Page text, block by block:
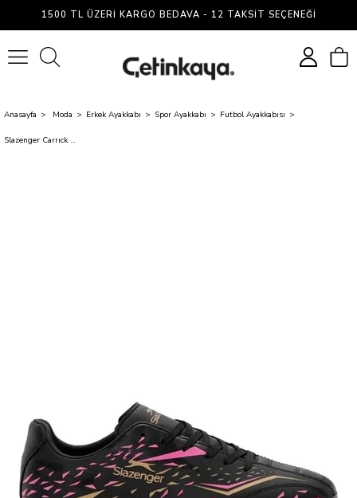
1500 TL ÜZERI KARGO BEDAVA - 12 TAKSIT SEÇENEĞI
Anasayfa Moda Erkek Ayakkabı Spor Ayakkabı Futbol Ayakkabısı
Slazenger Carrıck M Hs Sıyah Mrd Futbol Ayakkabısı